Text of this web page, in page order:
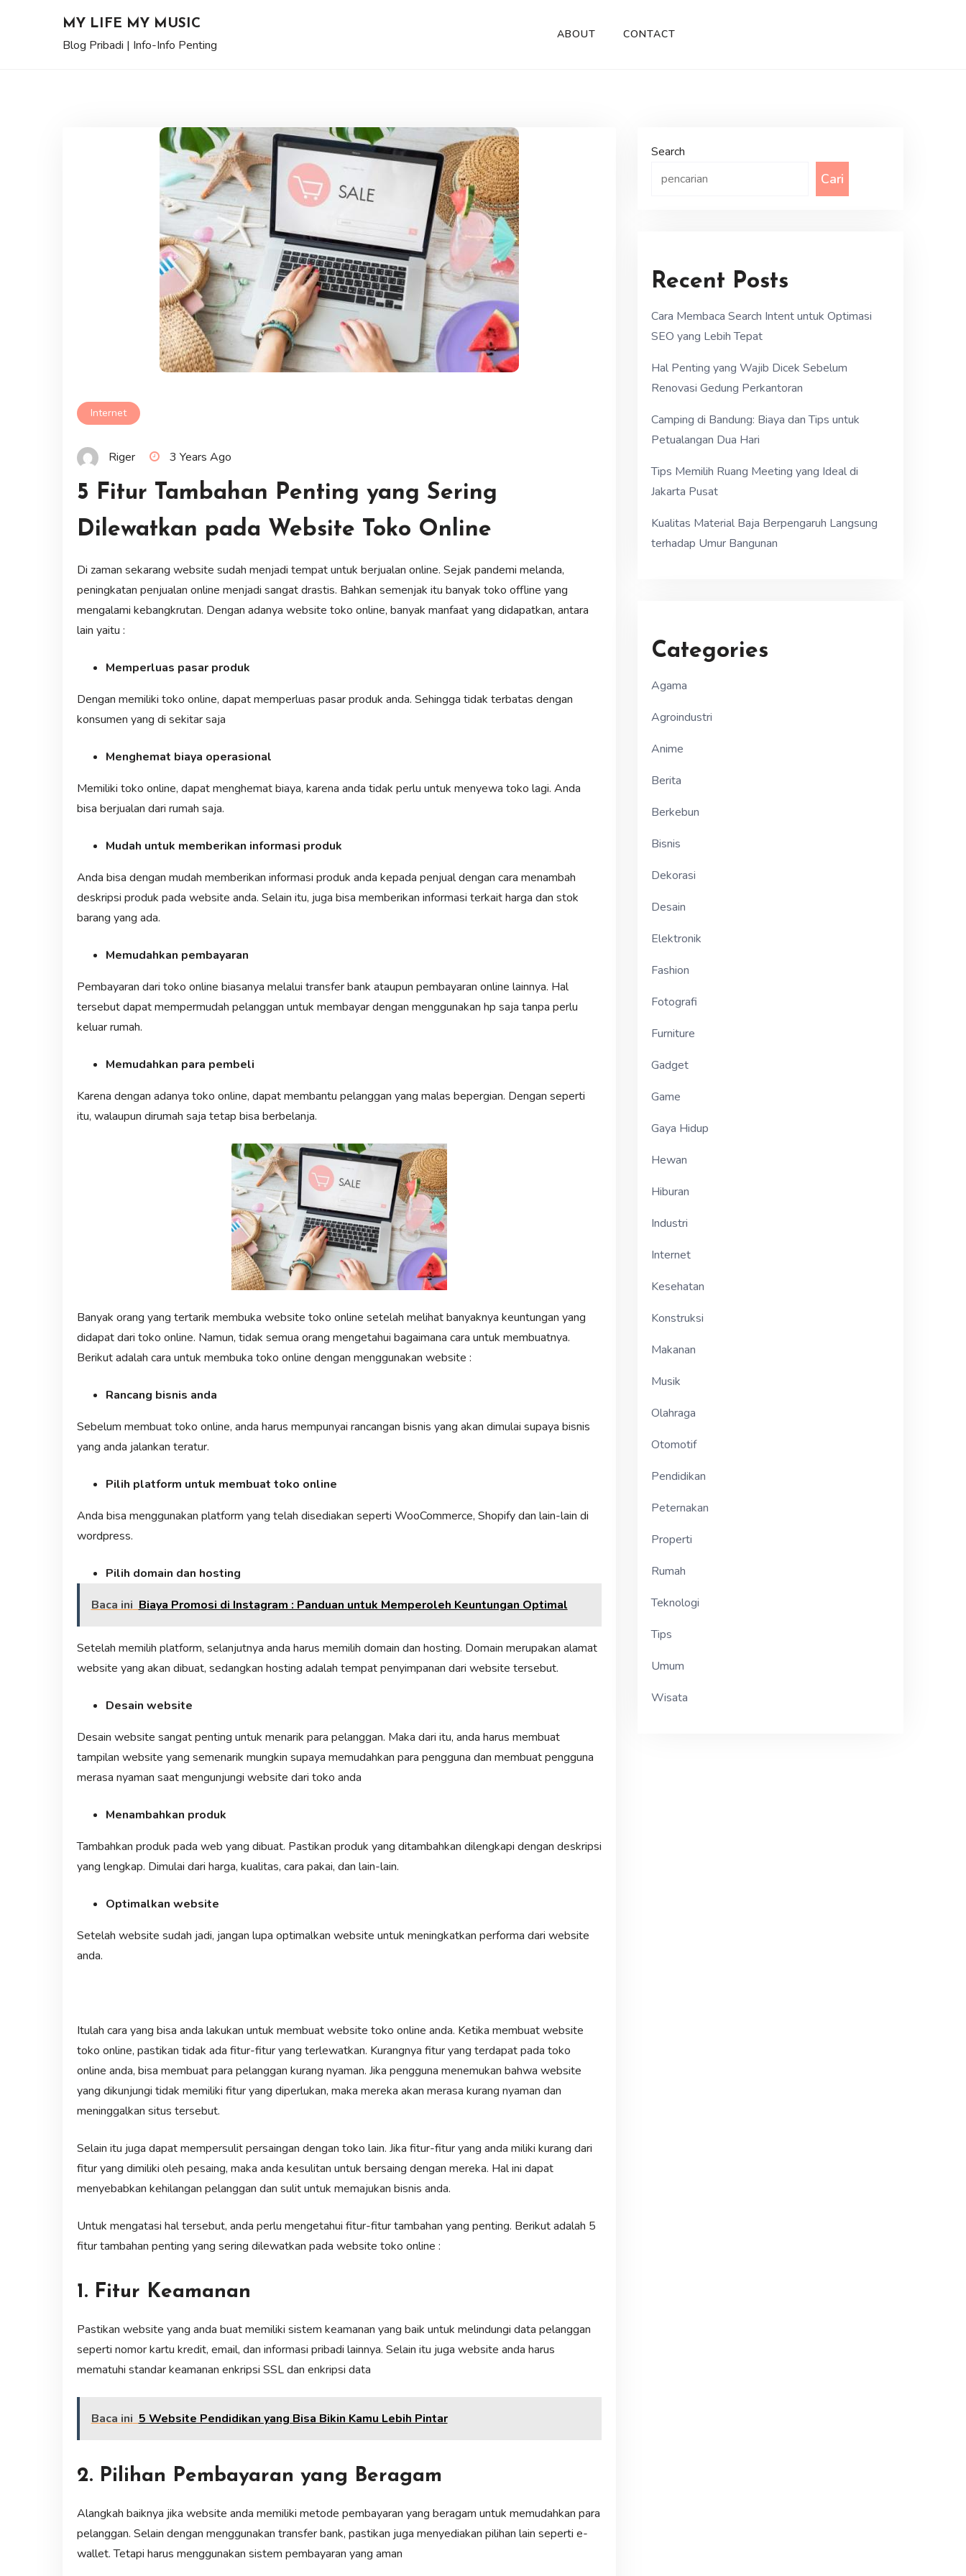
MY LIFE MY MUSIC
Blog Pribadi | Info-Info Penting
ABOUT CONTACT
Internet
Riger 3 Years Ago
5 Fitur Tambahan Penting yang Sering
Dilewatkan pada Website Toko Online
Di zaman sekarang website sudah menjadi tempat untuk berjualan online. Sejak pandemi melanda,
peningkatan penjualan online menjadi sangat drastis. Bahkan semenjak itu banyak toko offline yang
mengalami kebangkrutan. Dengan adanya website toko online, banyak manfaat yang didapatkan, antara
lain yaitu :
Memperluas pasar produk
Dengan memiliki toko online, dapat memperluas pasar produk anda. Sehingga tidak terbatas dengan
konsumen yang di sekitar saja
Menghemat biaya operasional
Memiliki toko online, dapat menghemat biaya, karena anda tidak perlu untuk menyewa toko lagi. Anda
bisa berjualan dari rumah saja.
Mudah untuk memberikan informasi produk
Anda bisa dengan mudah memberikan informasi produk anda kepada penjual dengan cara menambah
deskripsi produk pada website anda. Selain itu, juga bisa memberikan informasi terkait harga dan stok
barang yang ada.
Memudahkan pembayaran
Pembayaran dari toko online biasanya melalui transfer bank ataupun pembayaran online lainnya. Hal
tersebut dapat mempermudah pelanggan untuk membayar dengan menggunakan hp saja tanpa perlu
keluar rumah.
Memudahkan para pembeli
Karena dengan adanya toko online, dapat membantu pelanggan yang malas bepergian. Dengan seperti
itu, walaupun dirumah saja tetap bisa berbelanja.
Banyak orang yang tertarik membuka website toko online setelah melihat banyaknya keuntungan yang
didapat dari toko online. Namun, tidak semua orang mengetahui bagaimana cara untuk membuatnya.
Berikut adalah cara untuk membuka toko online dengan menggunakan website :
Rancang bisnis anda
Sebelum membuat toko online, anda harus mempunyai rancangan bisnis yang akan dimulai supaya bisnis
yang anda jalankan teratur.
Pilih platform untuk membuat toko online
Anda bisa menggunakan platform yang telah disediakan seperti WooCommerce, Shopify dan lain-lain di
wordpress.
Pilih domain dan hosting
Baca ini Biaya Promosi di Instagram : Panduan untuk Memperoleh Keuntungan Optimal
Setelah memilih platform, selanjutnya anda harus memilih domain dan hosting. Domain merupakan alamat
website yang akan dibuat, sedangkan hosting adalah tempat penyimpanan dari website tersebut.
Desain website
Desain website sangat penting untuk menarik para pelanggan. Maka dari itu, anda harus membuat
tampilan website yang semenarik mungkin supaya memudahkan para pengguna dan membuat pengguna
merasa nyaman saat mengunjungi website dari toko anda
Menambahkan produk
Tambahkan produk pada web yang dibuat. Pastikan produk yang ditambahkan dilengkapi dengan deskripsi
yang lengkap. Dimulai dari harga, kualitas, cara pakai, dan lain-lain.
Optimalkan website
Setelah website sudah jadi, jangan lupa optimalkan website untuk meningkatkan performa dari website
anda.
Itulah cara yang bisa anda lakukan untuk membuat website toko online anda. Ketika membuat website
toko online, pastikan tidak ada fitur-fitur yang terlewatkan. Kurangnya fitur yang terdapat pada toko
online anda, bisa membuat para pelanggan kurang nyaman. Jika pengguna menemukan bahwa website
yang dikunjungi tidak memiliki fitur yang diperlukan, maka mereka akan merasa kurang nyaman dan
meninggalkan situs tersebut.
Selain itu juga dapat mempersulit persaingan dengan toko lain. Jika fitur-fitur yang anda miliki kurang dari
fitur yang dimiliki oleh pesaing, maka anda kesulitan untuk bersaing dengan mereka. Hal ini dapat
menyebabkan kehilangan pelanggan dan sulit untuk memajukan bisnis anda.
Untuk mengatasi hal tersebut, anda perlu mengetahui fitur-fitur tambahan yang penting. Berikut adalah 5
fitur tambahan penting yang sering dilewatkan pada website toko online :
1. Fitur Keamanan
Pastikan website yang anda buat memiliki sistem keamanan yang baik untuk melindungi data pelanggan
seperti nomor kartu kredit, email, dan informasi pribadi lainnya. Selain itu juga website anda harus
mematuhi standar keamanan enkripsi SSL dan enkripsi data
Baca ini 5 Website Pendidikan yang Bisa Bikin Kamu Lebih Pintar
2. Pilihan Pembayaran yang Beragam
Alangkah baiknya jika website anda memiliki metode pembayaran yang beragam untuk memudahkan para
pelanggan. Selain dengan menggunakan transfer bank, pastikan juga menyediakan pilihan lain seperti e-
wallet. Tetapi harus menggunakan sistem pembayaran yang aman
Search
Cari
Recent Posts
Cara Membaca Search Intent untuk Optimasi
SEO yang Lebih Tepat
Hal Penting yang Wajib Dicek Sebelum
Renovasi Gedung Perkantoran
Camping di Bandung: Biaya dan Tips untuk
Petualangan Dua Hari
Tips Memilih Ruang Meeting yang Ideal di
Jakarta Pusat
Kualitas Material Baja Berpengaruh Langsung
terhadap Umur Bangunan
Categories
Agama
Agroindustri
Anime
Berita
Berkebun
Bisnis
Dekorasi
Desain
Elektronik
Fashion
Fotografi
Furniture
Gadget
Game
Gaya Hidup
Hewan
Hiburan
Industri
Internet
Kesehatan
Konstruksi
Makanan
Musik
Olahraga
Otomotif
Pendidikan
Peternakan
Properti
Rumah
Teknologi
Tips
Umum
Wisata